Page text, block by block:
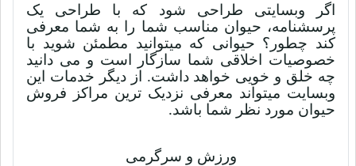
اگر وبسایتی طراحی شود که با طراحی یک
پرسشنامه، حیوان مناسب شما را به شما معرفی
کند چطور؟ حیوانی که میتوانید مطمئن شوید با
خصوصیات اخلاقی شما سازگار است و می دانید
چه خلق و خویی خواهد داشت. از دیگر خدمات این
وبسایت میتواند معرفی نزدیک ترین مراکز فروش
حیوان مورد نظر شما باشد.
ورزش و سرگرمی